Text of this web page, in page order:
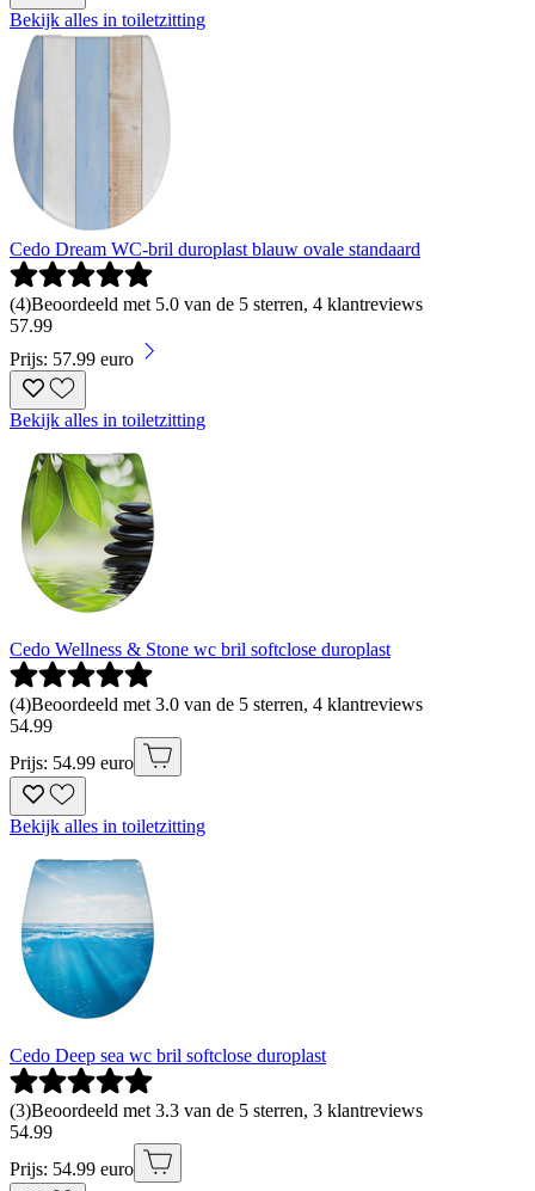
Bekijk alles in toiletzitting
Cedo Dream WC-bril duroplast blauw ovale standaard
(4)Beoordeeld met 5.0 van de 5 sterren, 4 klantreviews
57.99
Prijs: 57.99 euro
Bekijk alles in toiletzitting
Cedo Wellness & Stone wc bril softclose duroplast
(4)Beoordeeld met 3.0 van de 5 sterren, 4 klantreviews
54.99
Prijs: 54.99 euro
Bekijk alles in toiletzitting
Cedo Deep sea wc bril softclose duroplast
(3)Beoordeeld met 3.3 van de 5 sterren, 3 klantreviews
54.99
Prijs: 54.99 euro